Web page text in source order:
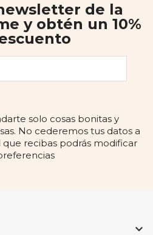
de la
y obtén un 10%
solo cosas bonitas y
No cederemos tus datos a
recibas podrás modificar
